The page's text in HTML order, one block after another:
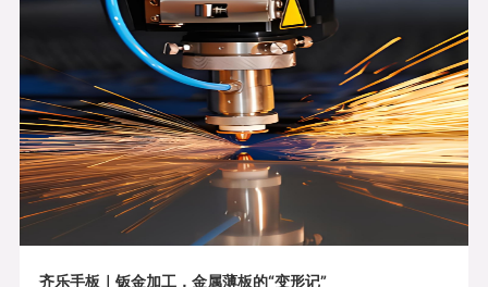
齐乐手板｜钣金加工，金属薄板的“变形记”